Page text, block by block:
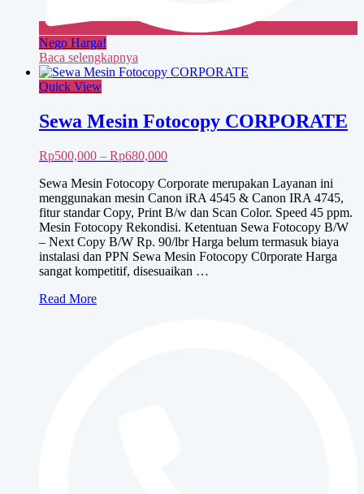
Nego Harga!
Baca selengkapnya
Quick View
Sewa Mesin Fotocopy CORPORATE
Rp500,000 – Rp680,000Rentang
Rp500,000
hingga
Rp680,000
Sewa Mesin Fotocopy Corporate merupakan Layanan ini
menggunakan mesin Canon iRA 4545 & Canon IRA 4745,
fitur standar Copy, Print B/w dan Scan Color. Speed 45 ppm.
Mesin Fotocopy Rekondisi. Ketentuan Sewa Fotocopy B/W
– Next Copy B/W Rp. 90/lbr Harga belum termasuk biaya
instalasi dan PPN Sewa Mesin Fotocopy C0rporate Harga
sangat kompetitif, disesuaikan …
Sewa
Read More